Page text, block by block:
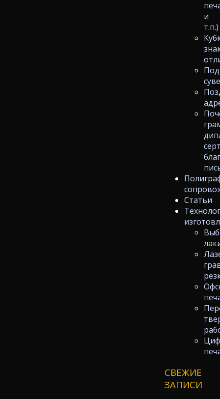
и
т.п.)
Статьи
СВЕЖИЕ
ЗАПИСИ